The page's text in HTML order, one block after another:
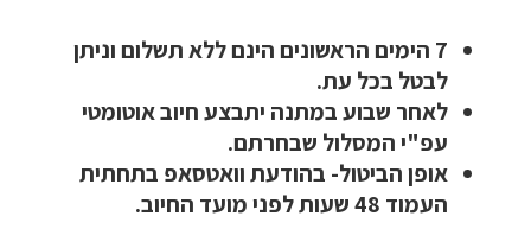
7 הימים הראשונים הינם ללא תשלום וניתן
לבטל בכל עת.
לאחר שבוע במתנה יתבצע חיוב אוטומטי
עפ"י המסלול שבחרתם.
אופן הביטול- בהודעת וואטסאפ בתחתית
העמוד 48 שעות לפני מועד החיוב.